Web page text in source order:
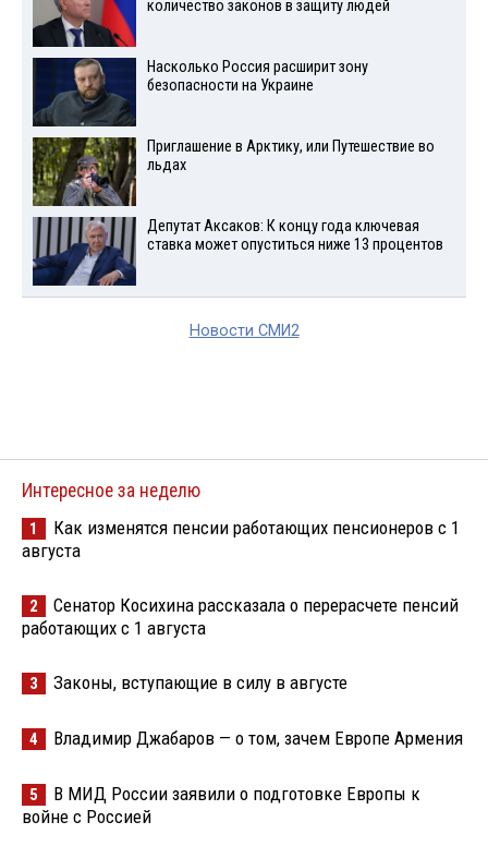
количество законов в защиту людей
Насколько Россия расширит зону
безопасности на Украине
Приглашение в Арктику, или Путешествие во
льдах
Депутат Аксаков: К концу года ключевая
ставка может опуститься ниже 13 процентов
Новости СМИ2
Интересное за неделю
1
Как изменятся пенсии работающих пенсионеров с 1
августа
2
Сенатор Косихина рассказала о перерасчете пенсий
работающих с 1 августа
3 Законы, вступающие в силу в августе
4 Владимир Джабаров — о том, зачем Европе Армения
5
В МИД России заявили о подготовке Европы к
войне с Россией